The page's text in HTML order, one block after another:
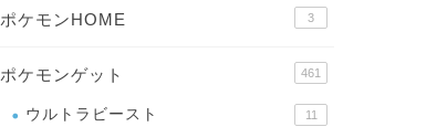
ポケモンHOME 3
ポケモンゲット 461
ウルトラビースト 11